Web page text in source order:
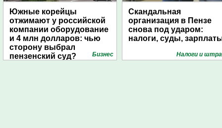
Южные корейцы
отжимают у российской
компании оборудование
и 4 млн долларов: чью
сторону выбрал
пензенский суд?
Бизнес
Скандальная
организация в Пензе
снова под ударом:
налоги, суды,
Налоги и